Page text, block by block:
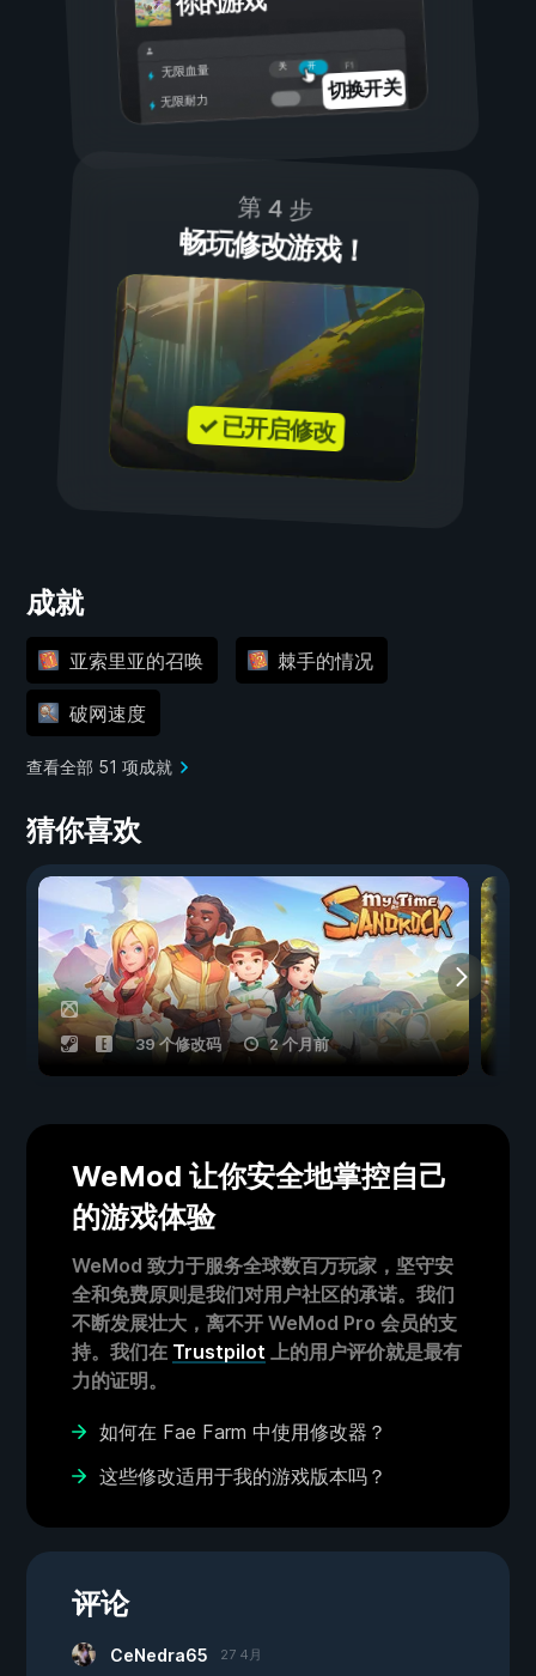
开
关
无限血量
无限耐力
切换开关
第 4 步
畅玩修改游戏！
✓ 已开启修改
成就
亚索里亚的召唤 棘手的情况
破网速度
查看全部 51 项成就
猜你喜欢
39 个修改码 2 个月前
WeMod 让你安全地掌控自己
的游戏体验
WeMod 致力于服务全球数百万玩家，坚守安
全和免费原则是我们对用户社区的承诺。我们
不断发展壮大，离不开 WeMod Pro 会员的支
持。我们在 Trustpilot 上的用户评价就是最有
力的证明。
如何在 Fae Farm 中使用修改器？
这些修改适用于我的游戏版本吗？
评论
CeNedra65 27 4月